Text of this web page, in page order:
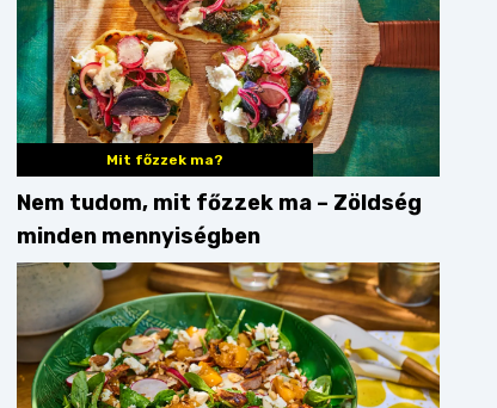
Mit főzzek ma?
Nem tudom, mit főzzek ma – Zöldség
minden mennyiségben